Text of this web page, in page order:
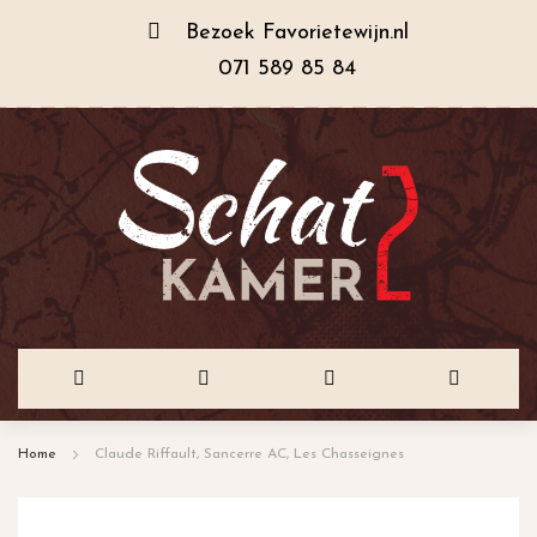
Bezoek Favorietewijn.nl
071 589 85 84
Home Claude Riffault, Sancerre AC, Les Chasseignes